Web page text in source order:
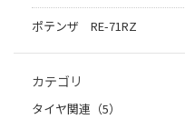
ポテンザ RE-71RZ
カテゴリ
タイヤ関連（5）